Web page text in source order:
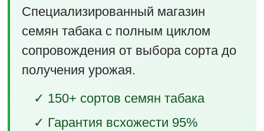
Специализированный магазин
семян табака с полным циклом
сопровождения от выбора сорта до
получения урожая.
✓ 150+ сортов семян табака
✓ Гарантия всхожести 95%